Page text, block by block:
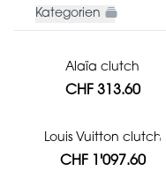
Kategorien
Alaïa clutch
CHF 313.60
Louis Vuitton clutch
CHF 1'097.60